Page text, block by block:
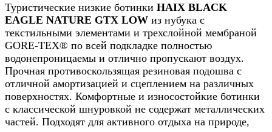
Туристические низкие ботинки HAIX BLACK
EAGLE NATURE GTX LOW из нубука с
текстильными элементами и трехслойной мембраной
GORE-TEX® по всей подкладке полностью
водонепроницаемы и отлично пропускают воздух.
Прочная противоскользящая резиновая подошва с
отличной амортизацией и сцеплением на различных
поверхностях. Комфортные и износостойкие ботинки
с классической шнуровкой не содержат металлических
частей. Подходят для активного отдыха на природе,